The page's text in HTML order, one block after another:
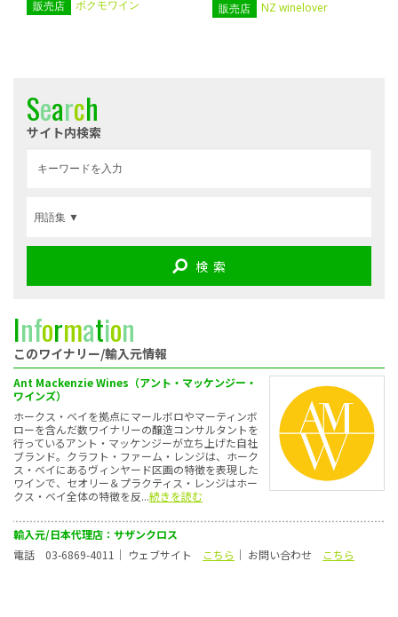
販売店 ボクモワイン 販売店 NZ winelover
Search
サイト内検索
検 索
Information
このワイナリー/輸入元情報
Ant Mackenzie Wines（アント・マッケンジー・
ワインズ）
ホークス・ベイを拠点にマールボロやマーティンボ
ローを含んだ数ワイナリーの醸造コンサルタントを
行っているアント・マッケンジーが立ち上げた自社
ブランド。クラフト・ファーム・レンジは、ホーク
ス・ベイにあるヴィンヤード区画の特徴を表現した
ワインで、セオリー＆プラクティス・レンジはホー
クス・ベイ全体の特徴を反...続きを読む
輸入元/日本代理店：サザンクロス
電話 03-6869-4011｜ ウェブサイト
こちら ｜ お問い合わせ こちら